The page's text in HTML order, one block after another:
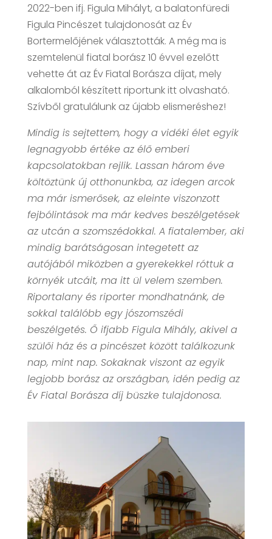
2022-ben ifj. Figula Mihályt, a balatonfüredi
Figula Pincészet tulajdonosát az Év
Bortermelőjének választották. A még ma is
szemtelenül fiatal borász 10 évvel ezelőtt
vehette át az Év Fiatal Borásza díjat, mely
alkalomból készített riportunk itt olvasható.
Szívből gratulálunk az újabb elismeréshez!
Mindig is sejtettem, hogy a vidéki élet egyik
legnagyobb értéke az élő emberi
kapcsolatokban rejlik. Lassan három éve
költöztünk új otthonunkba, az idegen arcok
ma már ismerősek, az eleinte viszonzott
fejbólintások ma már kedves beszélgetések
az utcán a szomszédokkal. A fiatalember, aki
mindig barátságosan integetett az
autójából miközben a gyerekekkel róttuk a
környék utcáit, ma itt ül velem szemben.
Riportalany és riporter mondhatnánk, de
sokkal találóbb egy jószomszédi
beszélgetés. Ő ifjabb Figula Mihály, akivel a
szülői ház és a pincészet között találkozunk
nap, mint nap. Sokaknak viszont az egyik
legjobb borász az országban, idén pedig az
Év Fiatal Borásza díj büszke tulajdonosa.